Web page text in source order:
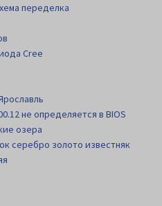
переделка
Cree
не определяется в BIOS
озера
серебро золото известняк